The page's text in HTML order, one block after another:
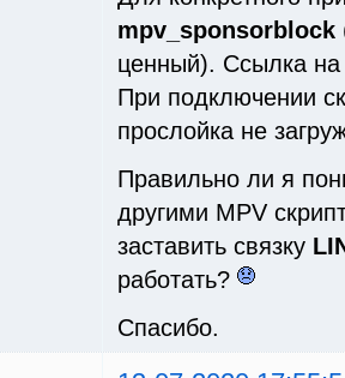
mpv_sponsorblock
ценный). Ссылка
При подключении
прослойка не
Правильно ли я
другими MPV
заставить связку
работать?
Спасибо.